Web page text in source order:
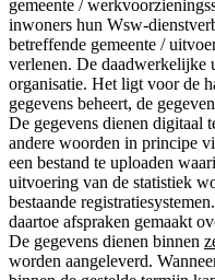
gemeente /
inwoners hun Wsw-
betreffende gemeente /
verlenen. De
organisatie. Het ligt voor de
gegevens beheert, de
De gegevens dienen digitaal
andere woorden in principe
een bestand te uploaden
uitvoering van de statistiek
bestaande
daartoe afspraken gemaakt
De gegevens dienen binnen
worden aangeleverd.